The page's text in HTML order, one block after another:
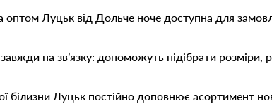
Луцьк від Дольче ноче доступна для
на зв’язку: допоможуть підібрати розміри,
білизни Луцьк постійно доповнює асортимент